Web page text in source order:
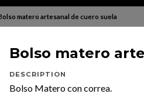
matero artesanal de cuero suela
Bolso matero
DESCRIPTION
Bolso Matero con correa.